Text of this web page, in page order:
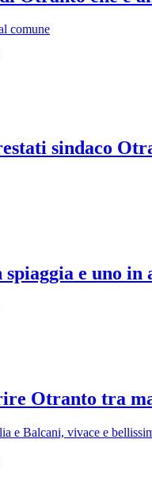
comune
sindaco
e uno
Otranto tra
e Balcani, vivace e